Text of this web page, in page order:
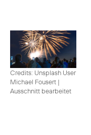
Credits: Unsplash User
Michael Fousert |
Ausschnitt bearbeitet